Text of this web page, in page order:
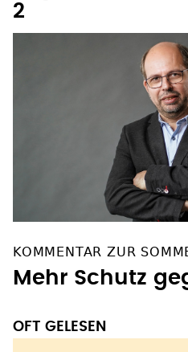
2
KOMMENTAR ZUR
Mehr Schutz
OFT GELESEN